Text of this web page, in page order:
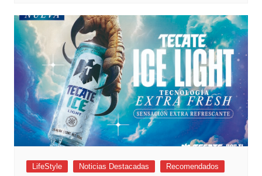
LifeStyle Noticias Destacadas
Recomendados